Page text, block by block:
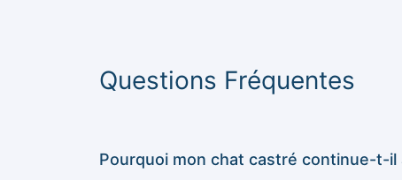
Questions Fréquentes
Pourquoi mon chat castré continue-t-